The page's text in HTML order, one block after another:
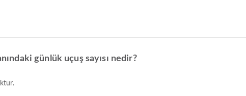
günlük uçuş sayısı nedir?